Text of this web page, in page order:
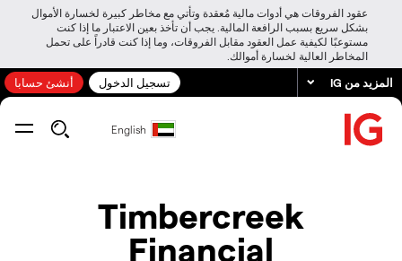
عقود الفروقات هي أدوات مالية مُعقدة وتأتي مع مخاطر كبيرة لخسارة الأموال
بشكل سريع بسبب الرافعة المالية. يجب أن تأخذ بعين الاعتبار ما إذا كنت
مستوعبًا لكيفية عمل العقود مقابل الفروقات، وما إذا كنت قادراً على تحمل
المخاطر العالية لخسارة أموالك.
المزيد من IG تسجيل الدخول أنشئ حسابا
English
Timbercreek
Financial